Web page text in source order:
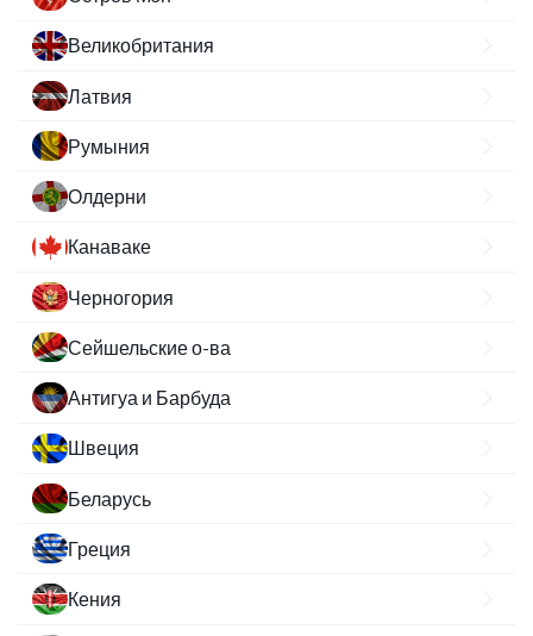
Великобритания
Латвия
Румыния
Олдерни
Канаваке
Черногория
Сейшельские о-ва
Антигуа и Барбуда
Швеция
Беларусь
Греция
Кения